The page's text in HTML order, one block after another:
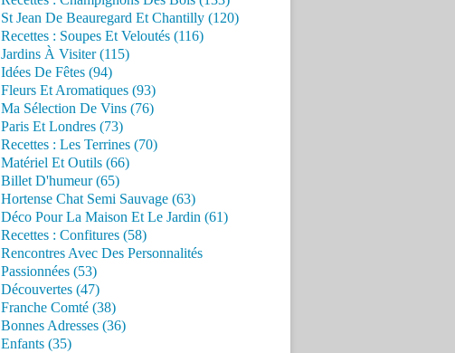
St Jean De Beauregard Et Chantilly (120)
Recettes : Soupes Et Veloutés (116)
Jardins À Visiter (115)
Idées De Fêtes (94)
Fleurs Et Aromatiques (93)
Ma Sélection De Vins (76)
Paris Et Londres (73)
Recettes : Les Terrines (70)
Matériel Et Outils (66)
Billet D'humeur (65)
Hortense Chat Semi Sauvage (63)
Déco Pour La Maison Et Le Jardin (61)
Recettes : Confitures (58)
Rencontres Avec Des Personnalités
Passionnées (53)
Découvertes (47)
Franche Comté (38)
Bonnes Adresses (36)
Enfants (35)